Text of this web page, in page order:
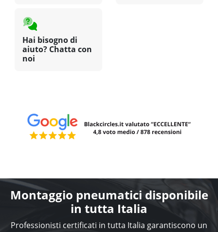
Hai bisogno di
aiuto? Chatta con
noi
Montaggio pneumatici disponibile
in tutta Italia
Professionisti certificati in tutta Italia garantiscono un